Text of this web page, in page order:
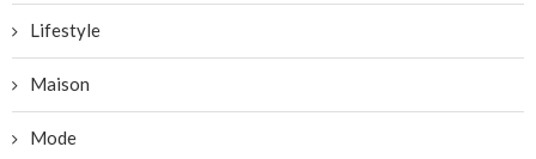
Lifestyle
Maison
Mode